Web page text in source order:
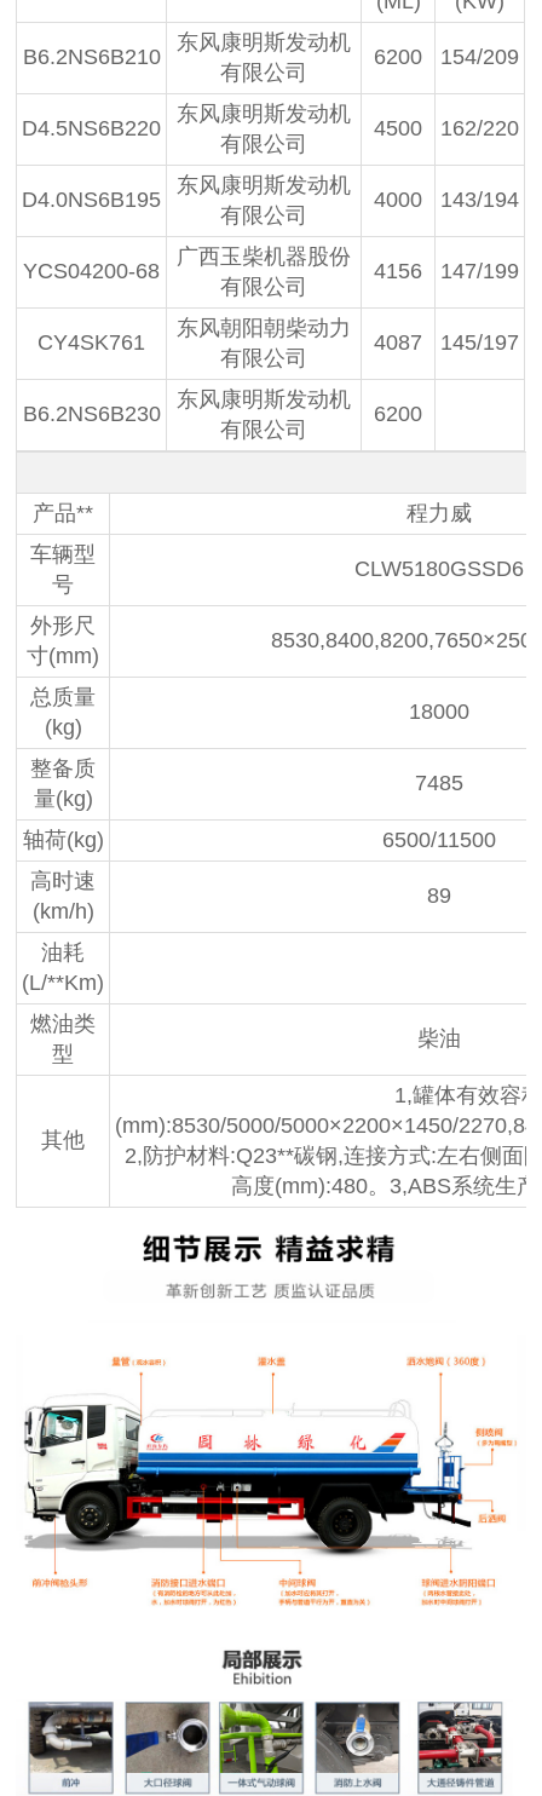
B6.2NS6B210
东风康明斯发动机
有限公司
6200 154/209
D4.5NS6B220
东风康明斯发动机
有限公司
4500 162/220
D4.0NS6B195
东风康明斯发动机
有限公司
4000 143/194
YCS04200-68
广西玉柴机器股份
有限公司
4156 147/199
CY4SK761
东风朝阳朝柴动力
有限公司
4087 145/197
B6.2NS6B230
东风康明斯发动机
有限公司
6200
产品**
程力威
车辆型
号
CLW5180GSSD6
外形尺
寸(mm)
总质量
(kg)
18000
整备质
量(kg)
7485
轴荷(kg)
6500/11500
高时速
(km/h)
89
油耗
(L/**Km)
燃油类
型
柴油
其他
1,罐体有效容
(mm):8530/5000/5000×2200×1450/
2,防护材料:Q23**碳钢,连接方式:左右侧面
高度(mm):480。3,ABS系统生